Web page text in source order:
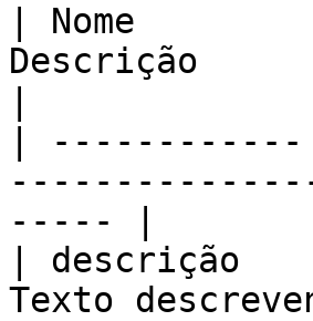
| Nome
Descrição
|
----- |
|
Texto